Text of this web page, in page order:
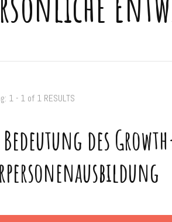
1 - 1 of 1 RESULTS
Bedeutung des